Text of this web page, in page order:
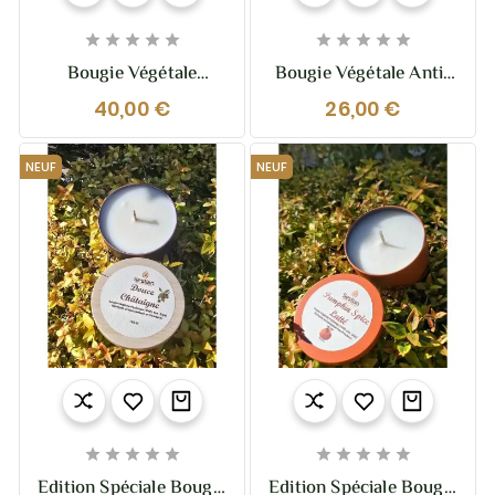
    
Bougie Végétale
Parfumée Bois De
Santal XL – 370g – 2
Mèches
40,00 €
    
Bougie Végétale Anti-
Mouches – Gamme M
210g (50h) Aux Huiles
Essentielles –
Naturelle, Efficace &
Longue Durée
26,00 €
NEUF
    
Edition Spéciale Bougie
NEUF
    
Edition Spéciale Bougie